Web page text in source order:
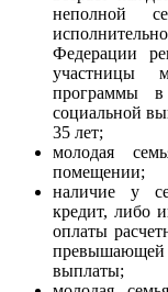
неполной
Федерации
участницы
программы в
социальной
35 лет;
молодая
помещении;
наличие у
кредит, либо
оплаты
превышающей
выплаты;